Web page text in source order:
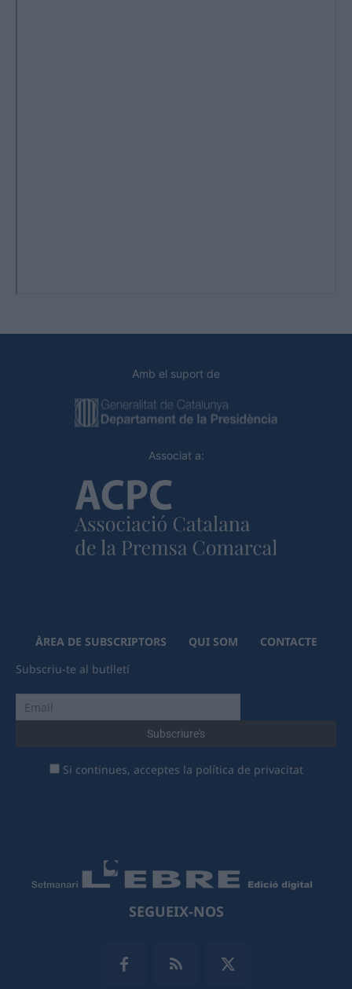
Amb el suport de
Associat a:
ÀREA DE SUBSCRIPTORS QUI SOM
CONTACTE
Subscriu-te al butlletí
Si continues, acceptes la política de privacitat
SEGUEIX-NOS